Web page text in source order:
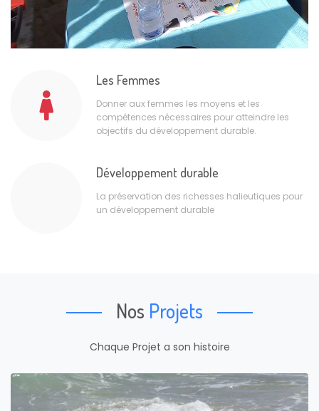
Les Femmes
Donner aux femmes les moyens et les
compétences nécessaires pour atteindre les
objectifs du développement durable.
Développement durable
La préservation des richesses halieutiques pour
un développement durable
Nos Projets
Chaque Projet a son histoire